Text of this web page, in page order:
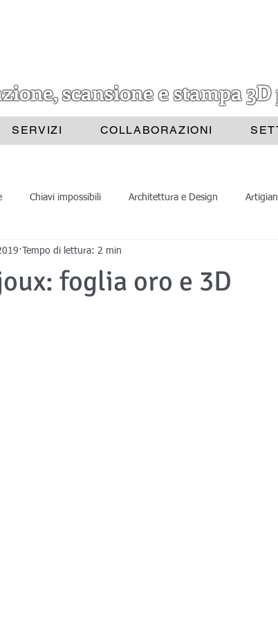
scansione e stampa
SERVIZI COLLABORAZIONI
Chiavi impossibili Architettura e Design
Progettazione 3D Scansione 3D
foglia oro e 3D
Tempo di lettura: 2 min